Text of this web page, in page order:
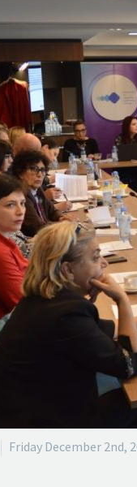
Friday December 2nd,